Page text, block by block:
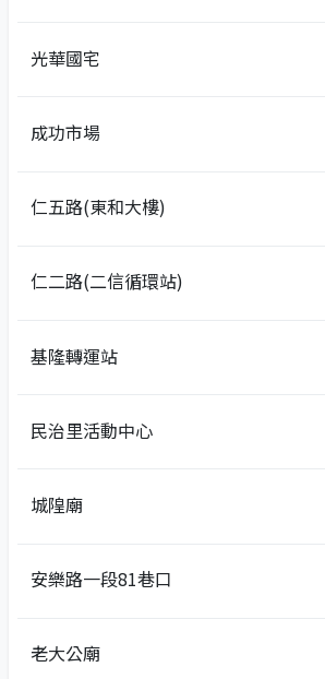
光華國宅
成功市場
仁五路(東和大樓)
仁二路(二信循環站)
基隆轉運站
民治里活動中心
城隍廟
安樂路一段81巷口
老大公廟